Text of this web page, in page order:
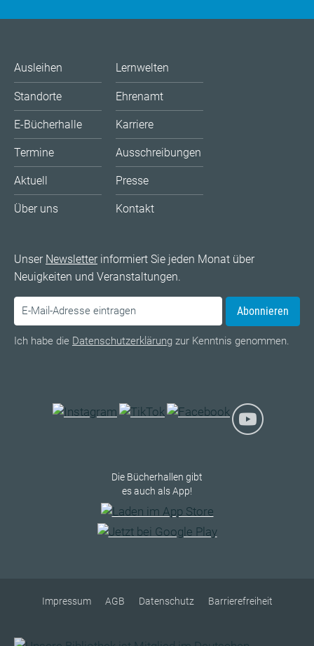
Ausleihen
Standorte
E-Bücherhalle
Termine
Aktuell
Über uns
Lernwelten
Ehrenamt
Karriere
Ausschreibungen
Presse
Kontakt
Unser Newsletterinformiert Sie jeden Monat über
Neuigkeiten und Veranstaltungen.
Abonnieren
Ich habe die Datenschutzerklärung zur Kenntnis genommen.
Die Bücherhallen gibt
es auch als App!
Impressum AGB Datenschutz Barrierefreiheit